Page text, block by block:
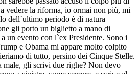
vedere la riforma, io ormai non più, mi
dell`ultimo periodo è di natura
gli porto un biglietto a mano di
un evento con l`ex Presidente. Sono i
e Obama mi appare molto colpito
di tutto, persino dei Cinque Stelle.
gli scrivi due righe? Non devo